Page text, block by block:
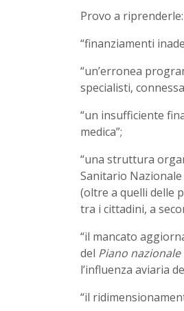
Provo a riprenderle:
“finanziamenti
“un’erronea
specialisti,
“un insufficiente
medica”;
“una struttura
Sanitario
(oltre a quelli delle
tra i cittadini, a
“il mancato
del Piano
l’influenza aviaria
“il